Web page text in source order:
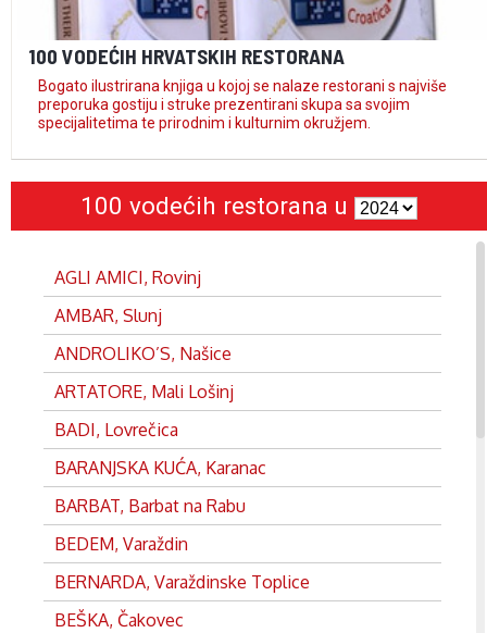
100 VODEĆIH HRVATSKIH RESTORANA
Bogato ilustrirana knjiga u kojoj se nalaze restorani s najviše
preporuka gostiju i struke prezentirani skupa sa svojim
specijalitetima te prirodnim i kulturnim okružjem.
100 vodećih restorana u
AGLI AMICI, Rovinj
AMBAR, Slunj
ANDROLIKO’S, Našice
ARTATORE, Mali Lošinj
BADI, Lovrečica
BARANJSKA KUĆA, Karanac
BARBAT, Barbat na Rabu
BEDEM, Varaždin
BERNARDA, Varaždinske Toplice
BEŠKA, Čakovec